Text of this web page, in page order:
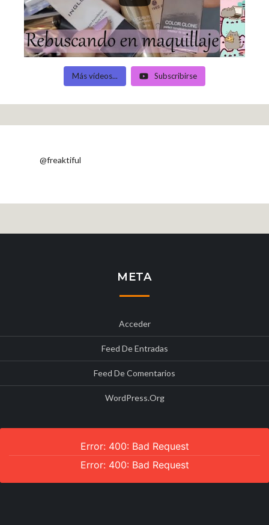
Más vídeos... Subscribirse
@freaktiful
META
Acceder
Feed De Entradas
Feed De Comentarios
WordPress.org
Error: 400: Bad Request
Error: 400: Bad Request